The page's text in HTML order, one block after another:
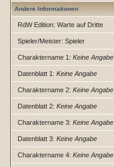
Andere Informationen
RdW Edition: Warte auf Dritte
Spieler/Meister: Spieler
Charaktername 1:Keine Angabe
Datenblatt 1:Keine Angabe
Charaktername 2:Keine Angabe
Datenblatt 2:Keine Angabe
Charaktername 3:Keine Angabe
Datenblatt 3:Keine Angabe
Charaktername 4:Keine Angabe